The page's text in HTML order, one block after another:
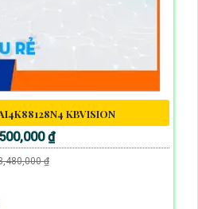
KBVISION
₫
₫